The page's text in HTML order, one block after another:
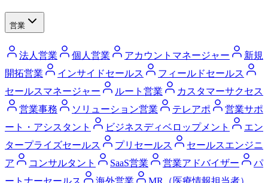
営業
法人営業 個人営業 アカウントマネージャー
新規
開拓営業
インサイドセールス
フィールドセールス
セールスマネージャー
ルート営業
カスタマーサクセス
営業事務
ソリューション営業 テレアポ
営業サポ
ート・アシスタント
ビジネスディベロップメント
エン
タープライズセールス
プリセールス
セールスエンジニ
ア
コンサルタント SaaS営業 営業アドバイザー
パ